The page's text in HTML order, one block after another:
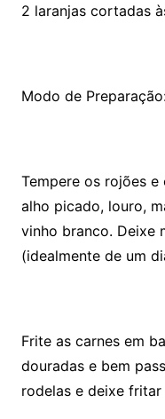
2 laranjas cortadas
Modo de
Tempere os rojões
alho picado, louro,
vinho branco. Deixe
(idealmente de um
Frite as carnes em
douradas e bem
rodelas e deixe